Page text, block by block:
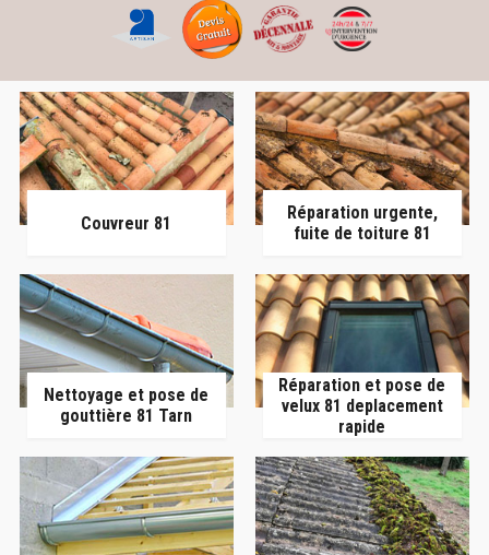
Couvreur 81
Réparation urgente,
fuite de toiture 81
Nettoyage et pose de
gouttière 81 Tarn
Réparation et pose de
velux 81 deplacement
rapide